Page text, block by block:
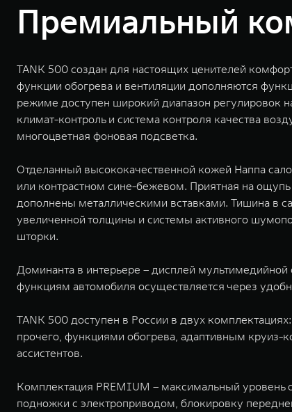
Премиальный
TANK 500 создан для настоящих ценителей
функции обогрева и вентиляции дополняются
режиме доступен широкий диапазон регулировок
климат-контроль и система контроля качества
многоцветная фоновая подсветка.
Отделанный высококачественной кожей Наппа
или контрастном сине-бежевом. Приятная на
дополнены металлическими вставками. Тишина в
увеличенной толщины и системы активного
шторки.
Доминанта в интерьере – дисплей
функциям автомобиля осуществляется через
TANK 500 доступен в России в двух
прочего, функциями обогрева, адаптивным
ассистентов.
Комплектация PREMIUM – максимальный уровень
подножки с электроприводом, блокировку